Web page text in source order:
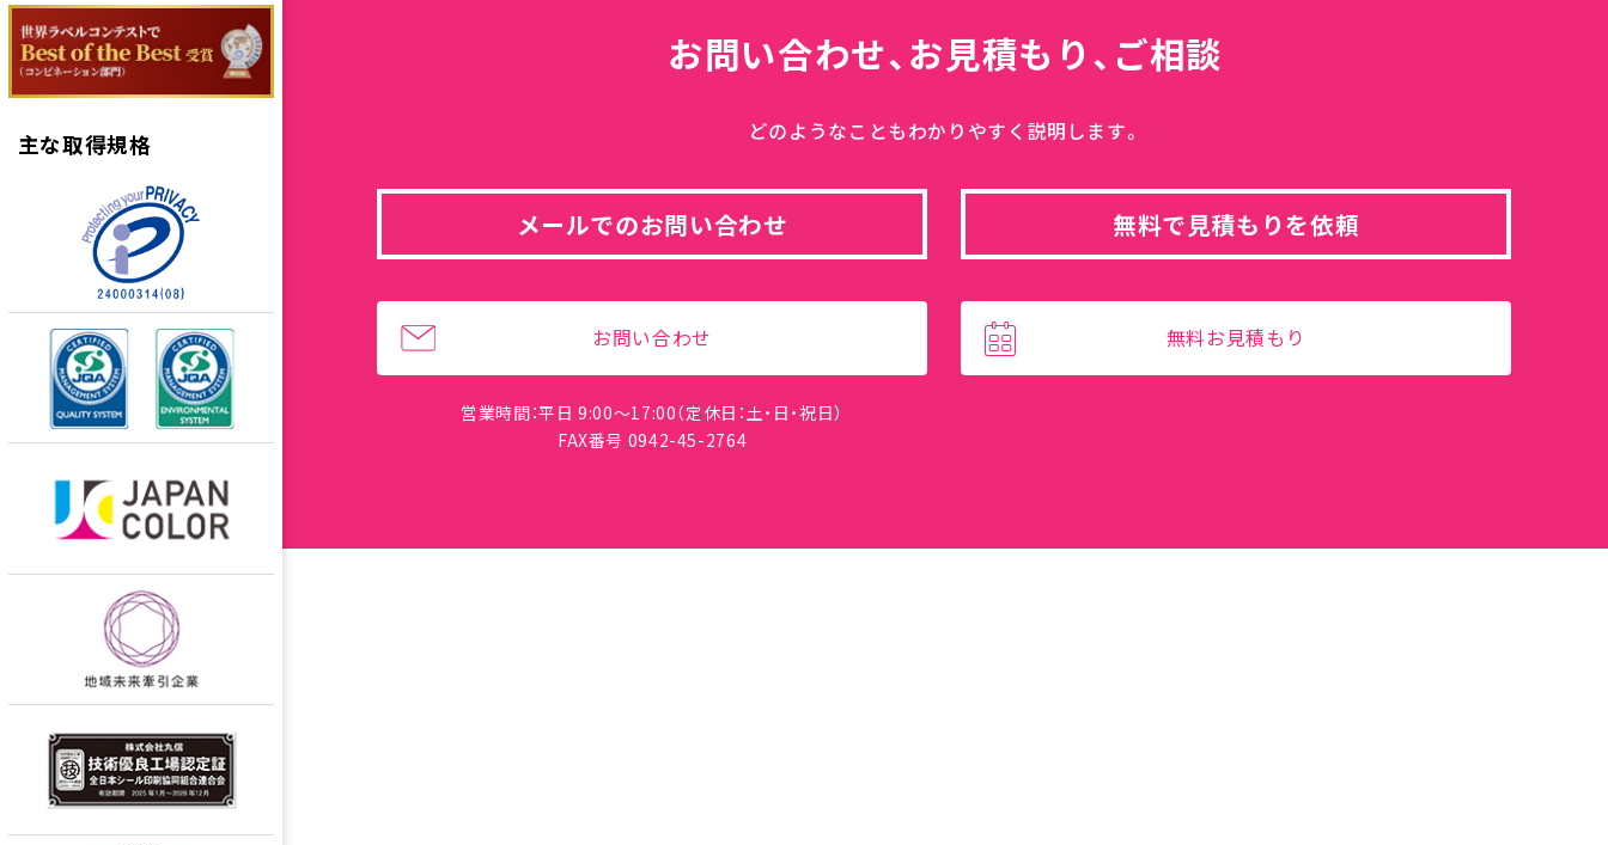
主な取得規格
お問い合わせ、お見積もり、ご相談
どのようなこともわかりやすく説明します。
メールでのお問い合わせ
お問い合わせ
営業時間：平日 9:00～17:00（定休日：土・日・祝日）
FAX番号 0942-45-2764
無料で見積もりを依頼
無料お見積もり